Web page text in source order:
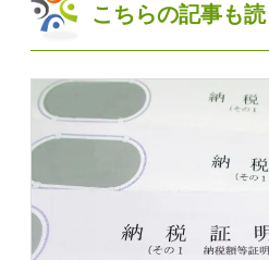
こちらの記事も